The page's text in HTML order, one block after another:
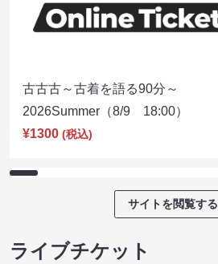
古古古～古着を語る90分～
2026Summer（8/9 18:00）
¥1300 (税込)
サイトを閲覧する
ライブチケット